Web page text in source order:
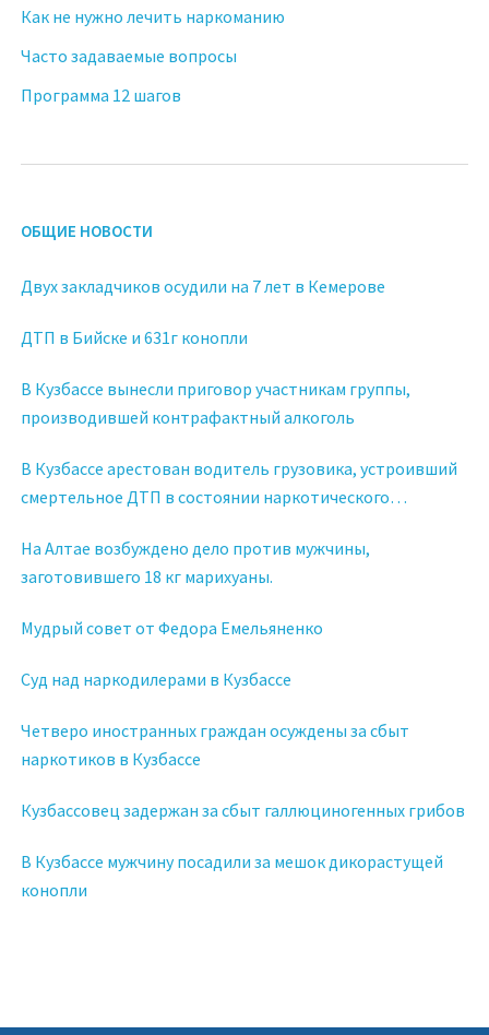
Как не нужно лечить наркоманию
Часто задаваемые вопросы
Программа 12 шагов
ОБЩИЕ НОВОСТИ
Двух закладчиков осудили на 7 лет в Кемерове
ДТП в Бийске и 631г конопли
В Кузбассе вынесли приговор участникам группы,
производившей контрафактный алкоголь
В Кузбассе арестован водитель грузовика, устроивший
смертельное ДТП в состоянии наркотического
На Алтае возбуждено дело против мужчины,
заготовившего 18 кг марихуаны.
Мудрый совет от Федора Емельяненко
Суд над наркодилерами в Кузбассе
Четверо иностранных граждан осуждены за сбыт
наркотиков в Кузбассе
Кузбассовец задержан за сбыт галлюциногенных грибов
В Кузбассе мужчину посадили за мешок дикорастущей
конопли